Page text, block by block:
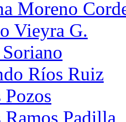
Moreno
Vieyra G.
Ríos Ruiz
Ramos Padilla